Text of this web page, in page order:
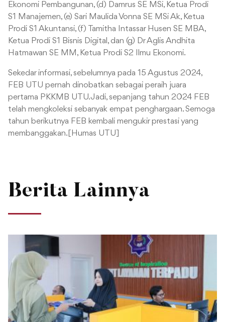
Ekonomi Pembangunan, (d) Damrus SE MSi, Ketua Prodi
S1 Manajemen, (e) Sari Maulida Vonna SE MSi Ak, Ketua
Prodi S1 Akuntansi, (f) Tamitha Intassar Husen SE MBA,
Ketua Prodi S1 Bisnis Digital, dan (g) Dr Aglis Andhita
Hatmawan SE MM, Ketua Prodi S2 Ilmu Ekonomi.
Sekedar informasi, sebelumnya pada 15 Agustus 2024,
FEB UTU pernah dinobatkan sebagai peraih juara
pertama PKKMB UTU. Jadi, sepanjang tahun 2024 FEB
telah mengkoleksi sebanyak empat penghargaan. Semoga
tahun berikutnya FEB kembali mengukir prestasi yang
membanggakan.[Humas UTU]
Berita Lainnya